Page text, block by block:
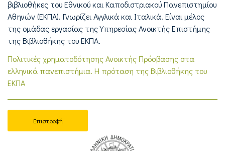
βιβλιοθήκες του Εθνικού και Καποδιστριακού Πανεπιστημίου
Αθηνών (ΕΚΠΑ). Γνωρίζει Αγγλικά και Ιταλικά. Είναι μέλος
της ομάδας εργασίας της Υπηρεσίας Ανοικτής Επιστήμης
της Βιβλιοθήκης του ΕΚΠΑ.
Πολιτικές χρηματοδότησης Ανοικτής Πρόσβασης στα
ελληνικά πανεπιστήμια. Η πρόταση της Βιβλιοθήκης του
ΕΚΠΑ
Επιστροφή